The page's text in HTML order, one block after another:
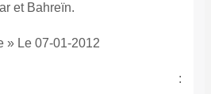
» Le 07-01-2012
: